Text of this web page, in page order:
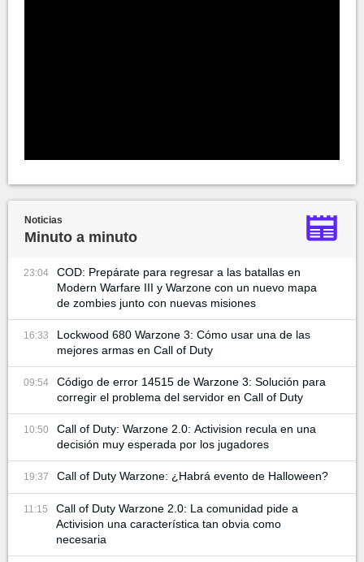
Noticias
Minuto a minuto
23:04
COD: Prepárate para regresar a las batallas en
Modern Warfare III y Warzone con un nuevo mapa
de zombies junto con nuevas misiones
16:33
Lockwood 680 Warzone 3: Cómo usar una de las
mejores armas en Call of Duty
09:54
Código de error 14515 de Warzone 3: Solución para
corregir el problema del servidor en Call of Duty
10:50
Call of Duty: Warzone 2.0: Activision recula en una
decisión muy esperada por los jugadores
19:37 Call of Duty Warzone: ¿Habrá evento de Halloween?
11:15
Call of Duty Warzone 2.0: La comunidad pide a
Activision una característica tan obvia como
necesaria